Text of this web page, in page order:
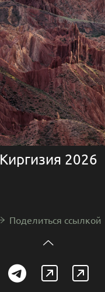
Киргизия 2026
Поделиться ссылкой